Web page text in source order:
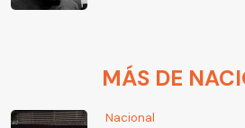
MÁS DE
Nacional